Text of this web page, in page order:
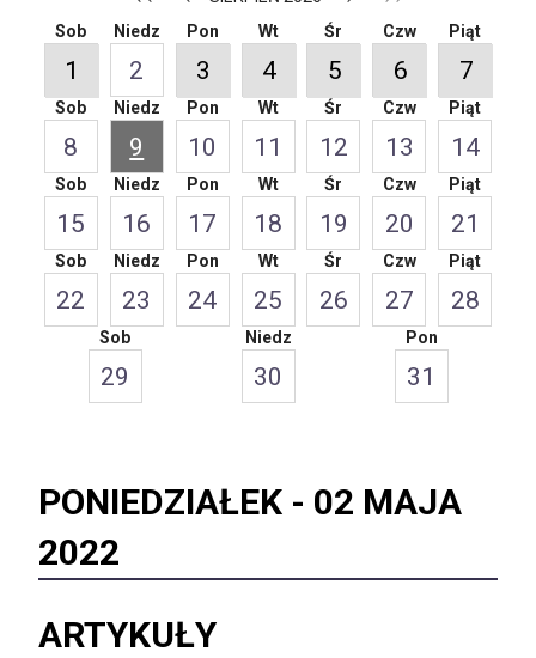
Sob
1
Niedz
2
Pon
3
Wt
4
Śr
5
Czw
6
Piąt
7
Sob
8
Niedz
9
Pon
10
Wt
11
Śr
12
Czw
13
Piąt
14
Sob
15
Niedz
16
Pon
17
Wt
18
Śr
19
Czw
20
Piąt
21
Sob
22
Niedz
23
Pon
24
Wt
25
Śr
26
Czw
27
Piąt
28
Sob
29
Niedz
30
Pon
31
PONIEDZIAŁEK - 02 MAJA
2022
ARTYKUŁY